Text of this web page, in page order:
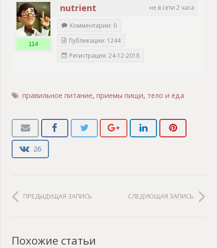
не в сети 2 часа
nutrient
114
Комментарии: 0
Публикации: 1244
Регистрация: 24-12-2018
правильное питание,приемы пищи, тело и еда
26
ПРЕДЫДУЩАЯ ЗАПИСЬ СЛЕДУЮЩАЯ ЗАПИСЬ
Похожие статьи